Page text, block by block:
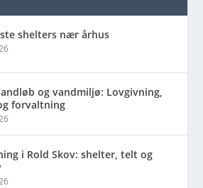
shelters nær århus
og vandmiljø: Lovgivning,
forvaltning
i Rold Skov: shelter, telt og